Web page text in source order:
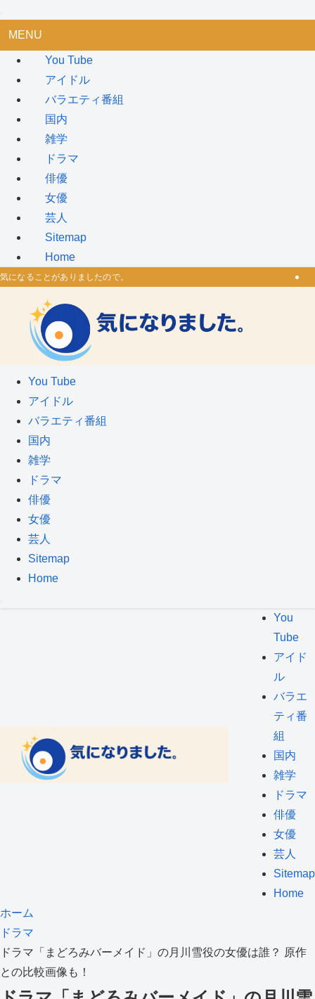
MENU
You Tube
アイドル
バラエティ番組
国内
雑学
ドラマ
俳優
女優
芸人
Sitemap
Home
気になることがありましたので。
You Tube
アイドル
バラエティ番組
国内
雑学
ドラマ
俳優
女優
芸人
Sitemap
Home
You
Tube
アイド
ル
バラエ
ティ番
組
国内
雑学
ドラマ
俳優
女優
芸人
Sitemap
Home
ホーム
ドラマ
ドラマ「まどろみバーメイド」の月川雪役の女優は誰？ 原作
との比較画像も！